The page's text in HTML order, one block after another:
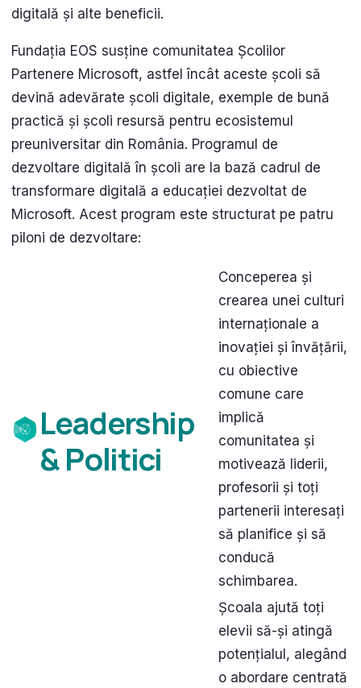
digitală și alte beneficii.
Fundația EOS susține comunitatea Școlilor
Partenere Microsoft, astfel încât aceste școli să
devină adevărate școli digitale, exemple de bună
practică și școli resursă pentru ecosistemul
preuniversitar din România. Programul de
dezvoltare digitală în școli are la bază cadrul de
transformare digitală a educației dezvoltat de
Microsoft. Acest program este structurat pe patru
piloni de dezvoltare:
Leadership
& Politici
Conceperea și
crearea unei culturi
internaționale a
inovației și învățării,
cu obiective
comune care
implică
comunitatea și
motivează liderii,
profesorii și toți
partenerii interesați
să planifice și să
conducă
schimbarea.
Școala ajută toți
elevii să-și atingă
potențialul, alegând
o abordare centrată